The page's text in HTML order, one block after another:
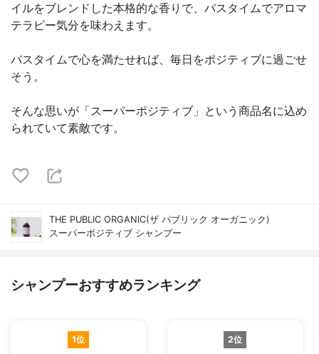
イルをブレンドした本格的な香りで、バスタイムでアロマ
テラピー気分を味わえます。
バスタイムで心を満たせれば、毎日をポジティブに過ごせ
そう。
そんな思いが「スーパーポジティブ」という商品名に込め
られていて素敵です。
THE PUBLIC ORGANIC(ザ パブリック オーガニック)
スーパーポジティブ シャンプー
シャンプーおすすめランキング
1位 2位